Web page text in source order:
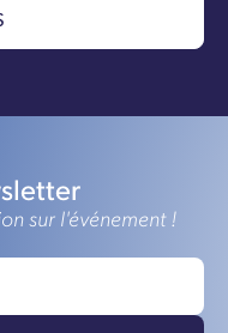
sur l'événement !